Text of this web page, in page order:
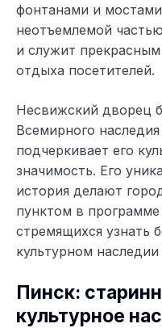
фонтанами и
неотъемлемой
и служит
отдыха посетителей.
Несвижский дворец
Всемирного
подчеркивает его
значимость. Его
история делают
пунктом в
стремящихся узнать
культурном
Пинск:
культурное